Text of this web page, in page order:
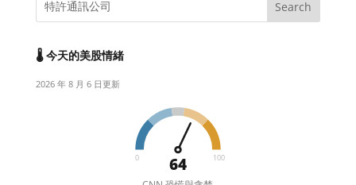
🌡️ 今天的美股情緒
2026 年 8 月 6 日更新
0 100
64